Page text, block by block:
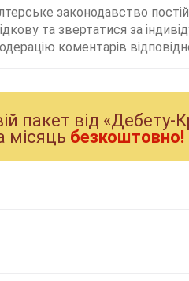
законодавство
та звертатися за
коментарів
пакет вiд «Дебету-
мiсяць безкоштовно!